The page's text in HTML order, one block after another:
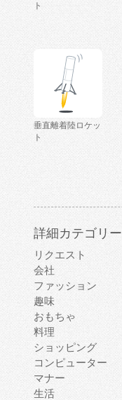
ト
垂直離着陸ロケッ
ト
詳細カテゴリー
リクエスト
会社
ファッション
趣味
おもちゃ
料理
ショッピング
コンピューター
マナー
生活